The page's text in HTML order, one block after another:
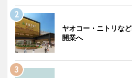
ヤオコー・ニトリな
開業へ